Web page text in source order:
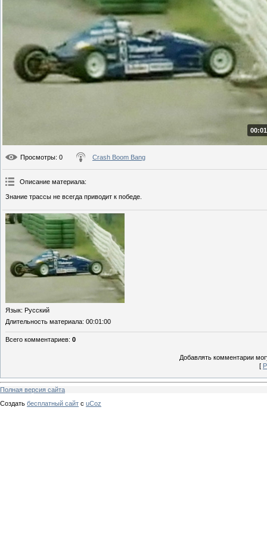
Просмотры: 0 Crash Boom Bang
Описание материала:
Знание трассы не всегда приводит к победе.
Язык: Русский
Длительность материала: 00:01:00
Всего комментариев: 0
Добавлять комментарии
[
Полная версия сайта
Создать бесплатный сайт с uCoz